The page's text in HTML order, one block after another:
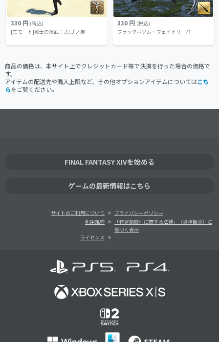
330 円 (税込)
[エモート]戦士の演武：弐/弐ノ裏
330 円 (税込)
ブラックボゾム・フェイトリーパー
商品の価格は、本サイト上でクレジットカード等で決済を行った場合の価格で
す。
アイテムの配送先や購入上限など、その他オプションアイテムについてはこち
らをご覧ください。
FINAL FANTASY XIVを始める
ゲームの最新情報はこちら
サイトのご利用について
プライバシーポリシー
利用規約
「特定商取引に関する法律」（通信販売）に
基づく表示
ライセンス